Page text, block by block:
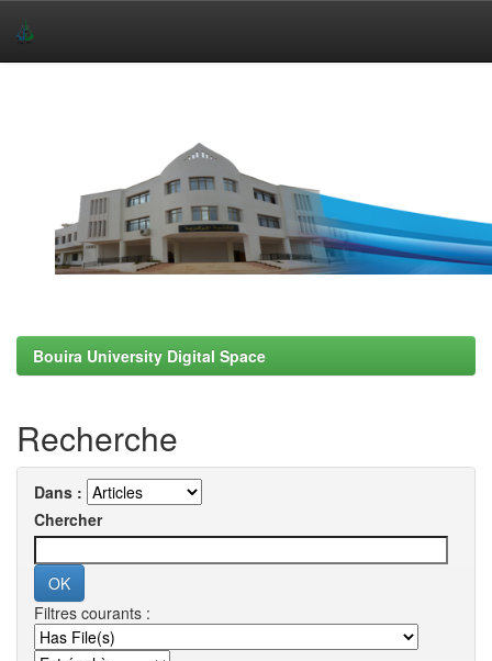
Bouira University Digital Space
Recherche
Dans :
Chercher
Filtres courants :